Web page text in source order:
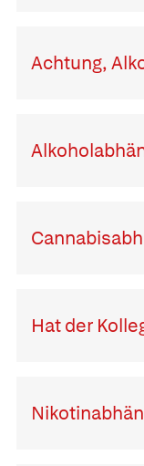
Achtung,
Hat der